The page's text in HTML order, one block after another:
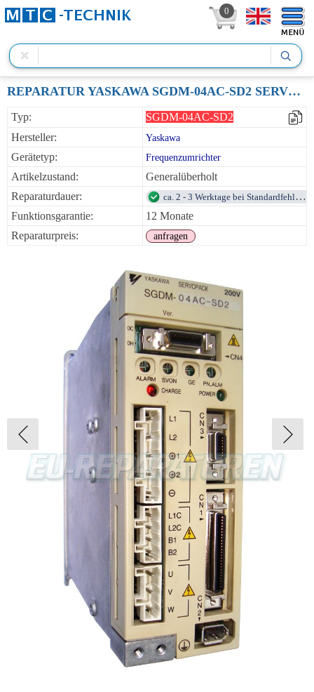
0
REPARATUR YASKAWA SGDM-04AC-SD2 SERVOPACK 0.4KW 200VAC
Typ:
SGDM-04AC-SD2
Hersteller:
Yaskawa
Gerätetyp: Frequenzumrichter
Artikelzustand:
Generalüberholt
Reparaturdauer:
ca. 2 - 3 Werktage bei Standardfehlern
Funktionsgarantie:
12 Monate
Reparaturpreis:
anfragen